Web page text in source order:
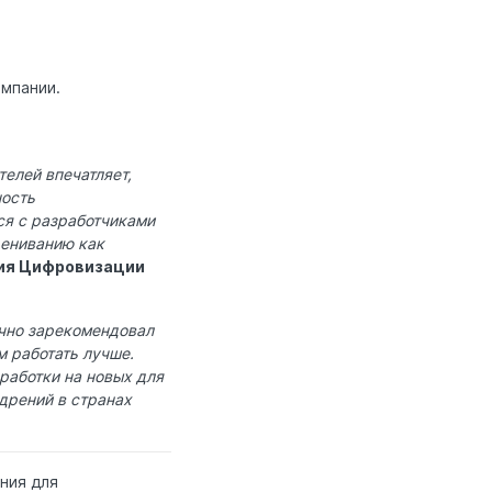
впечатляет,
с разработчиками
как
Цифровизации
зарекомендовал
работать лучше.
на новых для
в странах
для